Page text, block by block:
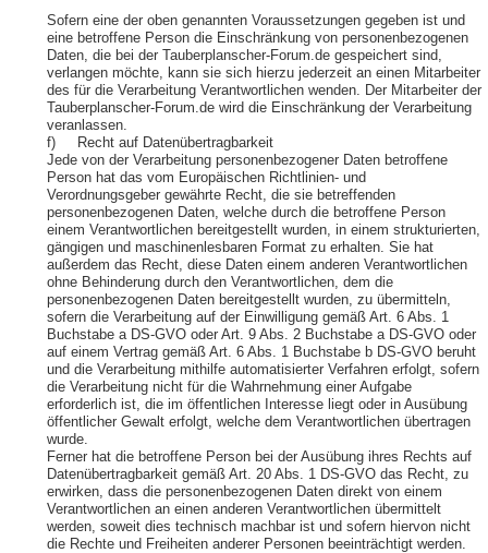
Sofern eine der oben genannten Voraussetzungen gegeben ist und
eine betroffene Person die Einschränkung von personenbezogenen
Daten, die bei der Tauberplanscher-Forum.de gespeichert sind,
verlangen möchte, kann sie sich hierzu jederzeit an einen Mitarbeiter
des für die Verarbeitung Verantwortlichen wenden. Der Mitarbeiter der
Tauberplanscher-Forum.de wird die Einschränkung der Verarbeitung
veranlassen.
f) Recht auf Datenübertragbarkeit
Jede von der Verarbeitung personenbezogener Daten betroffene
Person hat das vom Europäischen Richtlinien- und
Verordnungsgeber gewährte Recht, die sie betreffenden
personenbezogenen Daten, welche durch die betroffene Person
einem Verantwortlichen bereitgestellt wurden, in einem strukturierten,
gängigen und maschinenlesbaren Format zu erhalten. Sie hat
außerdem das Recht, diese Daten einem anderen Verantwortlichen
ohne Behinderung durch den Verantwortlichen, dem die
personenbezogenen Daten bereitgestellt wurden, zu übermitteln,
sofern die Verarbeitung auf der Einwilligung gemäß Art. 6 Abs. 1
Buchstabe a DS-GVO oder Art. 9 Abs. 2 Buchstabe a DS-GVO oder
auf einem Vertrag gemäß Art. 6 Abs. 1 Buchstabe b DS-GVO beruht
und die Verarbeitung mithilfe automatisierter Verfahren erfolgt, sofern
die Verarbeitung nicht für die Wahrnehmung einer Aufgabe
erforderlich ist, die im öffentlichen Interesse liegt oder in Ausübung
öffentlicher Gewalt erfolgt, welche dem Verantwortlichen übertragen
wurde.
Ferner hat die betroffene Person bei der Ausübung ihres Rechts auf
Datenübertragbarkeit gemäß Art. 20 Abs. 1 DS-GVO das Recht, zu
erwirken, dass die personenbezogenen Daten direkt von einem
Verantwortlichen an einen anderen Verantwortlichen übermittelt
werden, soweit dies technisch machbar ist und sofern hiervon nicht
die Rechte und Freiheiten anderer Personen beeinträchtigt werden.